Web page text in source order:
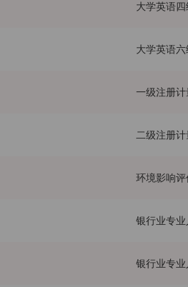
大学英语
大学英语
一级注册计
二级注册
环境影响
银行业专
银行业专